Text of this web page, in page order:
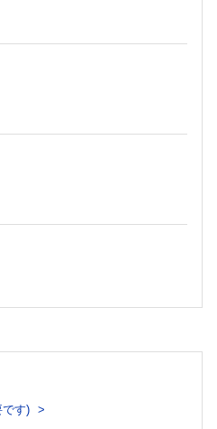
椎間板の基礎と臨床(4/21配信予
術中脊髄機能モニタリングのUP
(6/21配信予定)
首下がり症候群の病態と治療
STOP！ 脊椎脊髄外科における
予定)
配信予定)
です)